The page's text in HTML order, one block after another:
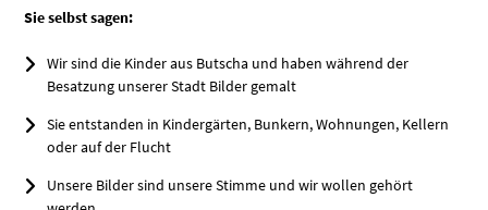
Sie selbst sagen:
Wir sind die Kinder aus Butscha und haben während der
Besatzung unserer Stadt Bilder gemalt
Sie entstanden in Kindergärten, Bunkern, Wohnungen, Kellern
oder auf der Flucht
Unsere Bilder sind unsere Stimme und wir wollen gehört